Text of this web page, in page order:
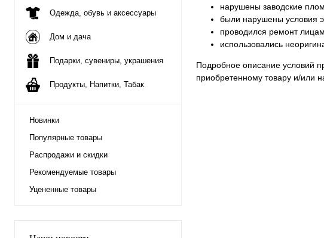
Одежда, обувь и аксессуары
Дом и дача
Подарки, сувениры, украшения
Продукты, Напитки, Табак
Новинки
Популярные товары
Распродажи и скидки
Рекомендуемые товары
Уцененные товары
нарушены заводские
были нарушены условия
проводился ремонт
использовались
Подробное описание условий
приобретенному товару и/или